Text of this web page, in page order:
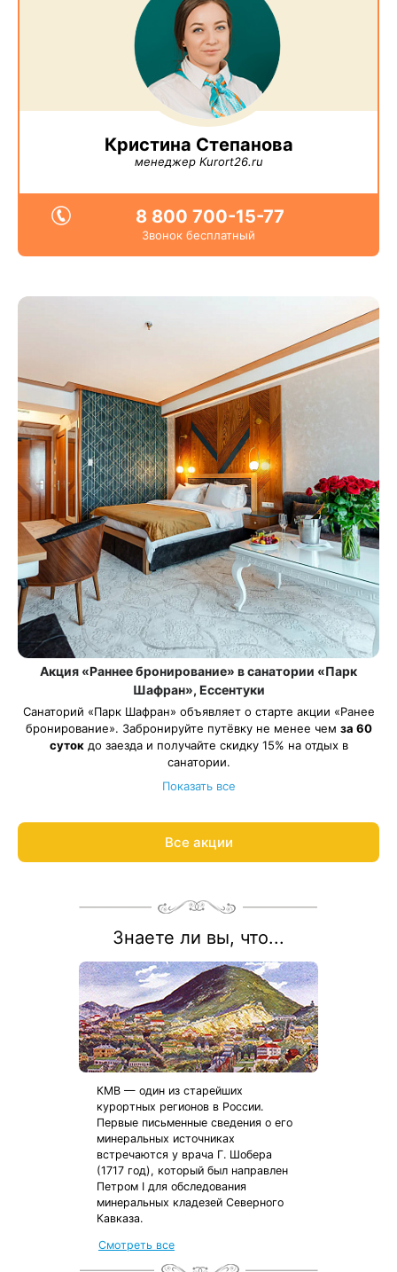
Кристина Степанова
менеджер Kurort26.ru
8 800 700-15-77
Звонок бесплатный
Акция «Раннее бронирование» в санатории «Парк
Шафран», Ессентуки
Санаторий «Парк Шафран» объявляет о старте акции «Ранее
бронирование». Забронируйте путёвку не менее чем за 60
сутокдо заезда и получайте скидку 15% на отдых в
санатории.
Акция действует на все виды путевок и на все категории
номеров.
Показать все
Все акции
Знаете ли вы, что...
КМВ — один из старейших
курортных регионов в России.
Первые письменные сведения о его
минеральных источниках
встречаются у врача Г. Шобера
(1717 год), который был направлен
Петром I для обследования
минеральных кладезей Северного
Кавказа.
Смотреть все